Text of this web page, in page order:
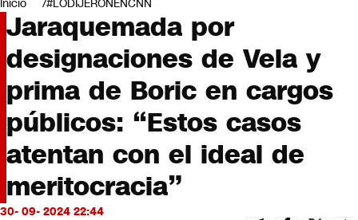
Deportes
Programas completos
Cultura
Servicios
Bits
CNN Data
CNN tiempo
Futuro 360
Opinión
Inicio #LODIJERONENCNN
Jaraquemada por
designaciones de Vela y
prima de Boric en cargos
públicos: “Estos casos
atentan con el ideal de
meritocracia”
30- 09- 2024 22:44